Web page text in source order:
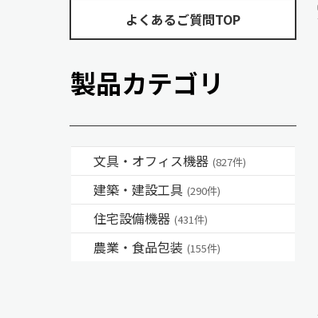
よくあるご質問TOP
製品カテゴリ
文具・オフィス機器 (827件)
建築・建設工具 (290件)
住宅設備機器 (431件)
農業・食品包装 (155件)